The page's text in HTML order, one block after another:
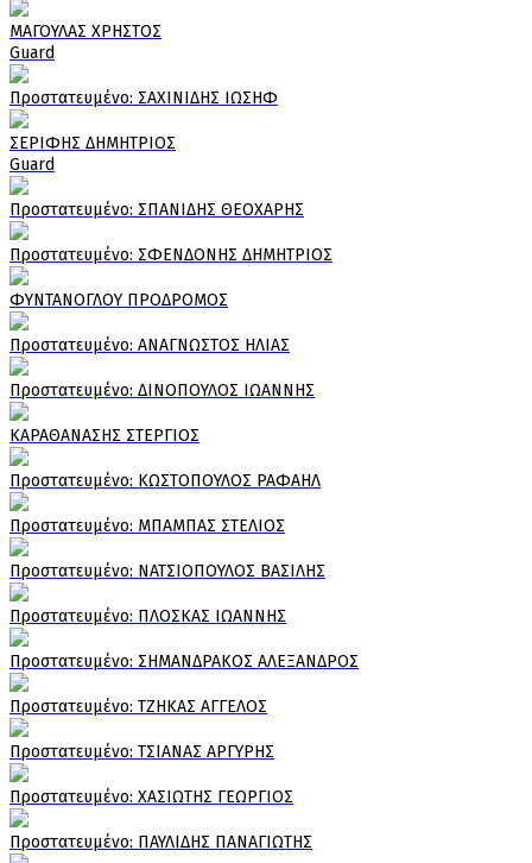
ΜΑΓΟΥΛΑΣ ΧΡΗΣΤΟΣ
Guard
Πρoστατευμένο: ΣΑΧΙΝΙΔΗΣ ΙΩΣΗΦ
ΣΕΡΙΦΗΣ ΔΗΜΗΤΡΙΟΣ
Guard
Πρoστατευμένο: ΣΠΑΝΙΔΗΣ ΘΕΟΧΑΡΗΣ
Πρoστατευμένο: ΣΦΕΝΔΟΝΗΣ ΔΗΜΗΤΡΙΟΣ
ΦΥΝΤΑΝΟΓΛΟΥ ΠΡΟΔΡΟΜΟΣ
Πρoστατευμένο: ΑΝΑΓΝΩΣΤΟΣ ΗΛΙΑΣ
Πρoστατευμένο: ΔΙΝΟΠΟΥΛΟΣ ΙΩΑΝΝΗΣ
ΚΑΡΑΘΑΝΑΣΗΣ ΣΤΕΡΓΙΟΣ
Πρoστατευμένο: ΚΩΣΤΟΠΟΥΛΟΣ ΡΑΦΑΗΛ
Πρoστατευμένο: ΜΠΑΜΠΑΣ ΣΤΕΛΙΟΣ
Πρoστατευμένο: ΝΑΤΣΙΟΠΟΥΛΟΣ ΒΑΣΙΛΗΣ
Πρoστατευμένο: ΠΛΟΣΚΑΣ ΙΩΑΝΝΗΣ
Πρoστατευμένο: ΣΗΜΑΝΔΡΑΚΟΣ ΑΛΕΞΑΝΔΡΟΣ
Πρoστατευμένο: ΤΖΗΚΑΣ ΑΓΓΕΛΟΣ
Πρoστατευμένο: ΤΣΙΑΝΑΣ ΑΡΓΥΡΗΣ
Πρoστατευμένο: ΧΑΣΙΩΤΗΣ ΓΕΩΡΓΙΟΣ
Πρoστατευμένο: ΠΑΥΛΙΔΗΣ ΠΑΝΑΓΙΩΤΗΣ